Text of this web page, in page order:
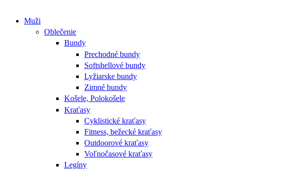
Muži
Oblečenie
Bundy
Prechodné bundy
Softshellové bundy
Lyžiarske bundy
Zimné bundy
Košele, Polokošele
Kraťasy
Cyklistické kraťasy
Fitness, bežecké kraťasy
Outdoorové kraťasy
Voľnočasové kraťasy
Legíny